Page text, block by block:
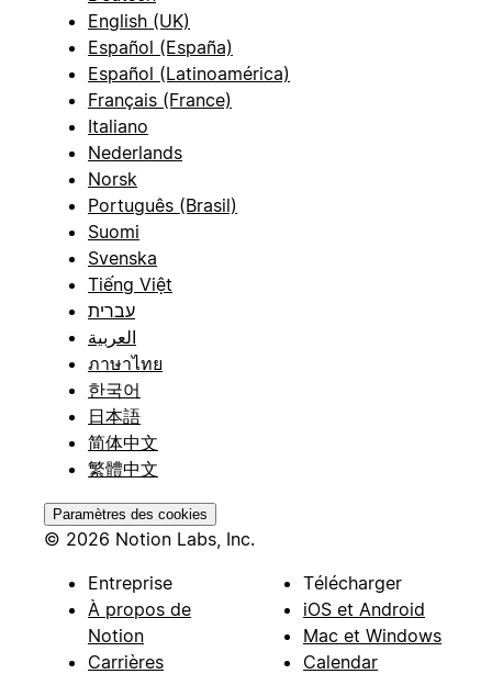
English (UK)
Español (España)
Español (Latinoamérica)
Français (France)
Italiano
Nederlands
Norsk
Português (Brasil)
Suomi
Svenska
Tiếng Việt
עברית
العربية
ภาษาไทย
한국어
日本語
简体中文
繁體中文
Paramètres des cookies
© 2026 Notion Labs, Inc.
Entreprise
À propos de
Notion
Carrières
Télécharger
iOS et Android
Mac et Windows
Calendar